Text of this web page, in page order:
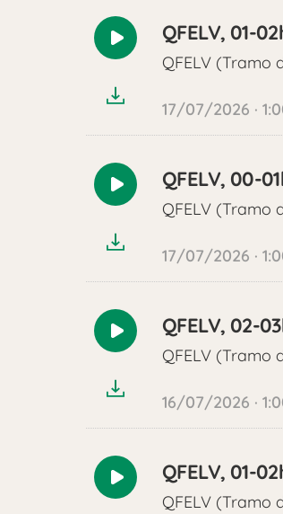
Reproducir
QFELV, 01-
QFELV (Tramo
17/07/2026 ·
Reproducir
QFELV, 00-
QFELV (Tramo
17/07/2026 ·
Reproducir
QFELV, 02-
QFELV (Tramo
16/07/2026 ·
Reproducir
QFELV, 01-
QFELV (Tramo